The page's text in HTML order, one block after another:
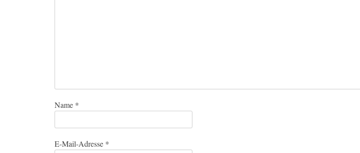
Name *
E-Mail-Adresse *